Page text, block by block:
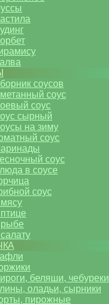
соусов
соус
соус
сырный
на зиму
соус
соус
в соусе
соус
мясу
птице
рыбе
салату
беляши, чебуреки
оладьи, сырники
пирожные